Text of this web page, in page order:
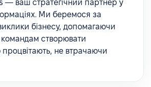
— ваш стратегічний партнер у
Ми беремося за
бізнесу, допомагаючи
командам створювати
процвітають, не втрачаючи